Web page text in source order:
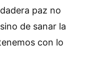
paz no
de sanar la
con lo